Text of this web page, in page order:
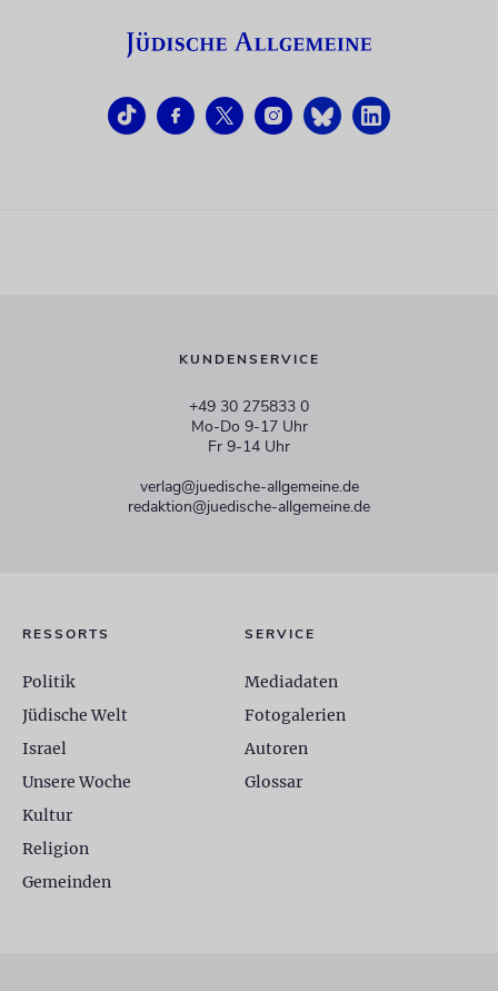
KUNDENSERVICE
+49 30 275833 0
Mo-Do 9-17 Uhr
Fr 9-14 Uhr
verlag@juedische-allgemeine.de
redaktion@juedische-allgemeine.de
RESSORTS
Politik
Jüdische Welt
Israel
Unsere Woche
Kultur
Religion
Gemeinden
SERVICE
Mediadaten
Fotogalerien
Autoren
Glossar